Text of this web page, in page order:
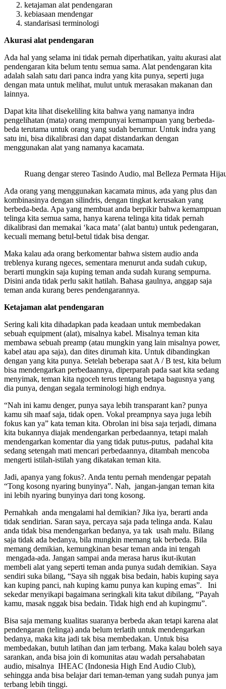
ketajaman alat pendengaran
kebiasaan mendengar
standarisasi terminologi
Akurasi alat pendengaran
Ada hal yang selama ini tidak pernah diperhatikan, yaitu akurasi alat
pendengaran kita belum tentu semua sama. Alat pendengaran kita
adalah salah satu dari panca indra yang kita punya, seperti juga
dengan mata untuk melihat, mulut untuk merasakan makanan dan
lainnya.
Dapat kita lihat disekeliling kita bahwa yang namanya indra
pengelihatan (mata) orang mempunyai kemampuan yang berbeda-
beda terutama untuk orang yang sudah berumur. Untuk indra yang
satu ini, bisa dikalibrasi dan dapat distandarkan dengan
menggunakan alat yang namanya kacamata.
Ruang dengar stereo Tasindo Audio, mal Belleza Permata
Ada orang yang menggunakan kacamata minus, ada yang plus dan
kombinasinya dengan silindris, dengan tingkat kerusakan yang
berbeda-beda. Apa yang membuat anda berpikir bahwa kemampuan
telinga kita semua sama, hanya karena telinga kita tidak pernah
dikalibrasi dan memakai ‘kaca mata’ (alat bantu) untuk pedengaran,
kecuali memang betul-betul tidak bisa dengar.
Maka kalau ada orang berkomentar bahwa sistem audio anda
treblenya kurang ngeces, sementara menurut anda sudah cukup,
berarti mungkin saja kuping teman anda sudah kurang sempurna.
Disini anda tidak perlu sakit hatilah. Bahasa gaulnya, anggap saja
teman anda kurang beres pendengarannya.
Ketajaman alat pendengaran
Sering kali kita dihadapkan pada keadaan untuk membedakan
sebuah equipment (alat), misalnya kabel. Misalnya teman kita
membawa sebuah preamp (atau mungkin yang lain misalnya power,
kabel atau apa saja), dan dites dirumah kita. Untuk dibandingkan
dengan yang kita punya. Setelah beberapa saat A / B test, kita belum
bisa mendengarkan perbedaannya, diperparah pada saat kita sedang
menyimak, teman kita ngoceh terus tentang betapa bagusnya yang
dia punya, dengan segala terminologi high endnya.
“Nah ini kamu denger, punya saya lebih transparant kan? punya
kamu sih maaf saja, tidak open. Vokal preampnya saya juga lebih
fokus kan ya” kata teman kita. Obrolan ini bisa saja terjadi, dimana
kita bukannya diajak mendengarkan perbedaannya, tetapi malah
mendengarkan komentar dia yang tidak putus-putus, padahal kita
sedang setengah mati mencari perbedaannya, ditambah mencoba
mengerti istilah-istilah yang dikatakan teman kita.
Jadi, apanya yang fokus?. Anda tentu pernah mendengar pepatah
“Tong kosong nyaring bunyinya”. Nah, jangan-jangan teman kita
ini lebih nyaring bunyinya dari tong kosong.
Pernahkah anda mengalami hal demikian? Jika iya, berarti anda
tidak sendirian. Saran saya, percaya saja pada telinga anda. Kalau
anda tidak bisa mendengarkan bedanya, ya tak usah malu. Bilang
saja tidak ada bedanya, bila mungkin memang tak berbeda. Bila
memang demikian, kemungkinan besar teman anda ini tengah
mengada-ada. Jangan sampai anda merasa harus ikut-ikutan
membeli alat yang seperti teman anda punya sudah demikian. Saya
sendiri suka bilang, “Saya sih nggak bisa bedain, habis kuping saya
kan kuping panci, nah kuping kamu punya kan kuping emas”. Ini
sekedar menyikapi bagaimana seringkali kita takut dibilang, “Payah
kamu, masak nggak bisa bedain. Tidak high end ah kupingmu”.
Bisa saja memang kualitas suaranya berbeda akan tetapi karena alat
pendengaran (telinga) anda belum terlatih untuk mendengarkan
bedanya, maka kita jadi tak bisa membedakan. Untuk bisa
membedakan, butuh latihan dan jam terbang. Maka kalau boleh saya
sarankan, anda bisa join di komunitas atau wadah persahabatan
audio, misalnya IHEAC (Indonesia High End Audio Club),
sehingga anda bisa belajar dari teman-teman yang sudah punya jam
terbang lebih tinggi.